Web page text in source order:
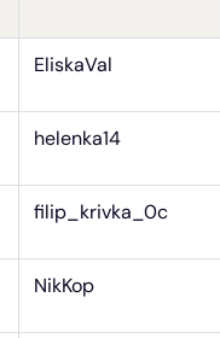
EliskaVal
helenka14
filip_krivka_0c
NikKop